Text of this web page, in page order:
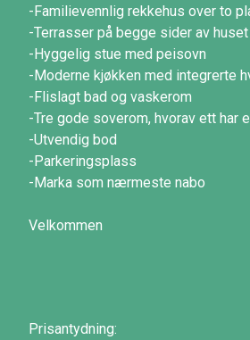
-Familievennlig rekkehus over to
-Terrasser på begge sider av huset
-Hyggelig stue med peisovn
-Moderne kjøkken med integrerte
-Flislagt bad og vaskerom
-Tre gode soverom, hvorav ett har
-Utvendig bod
-Parkeringsplass
-Marka som nærmeste nabo
Velkommen
Prisantydning: